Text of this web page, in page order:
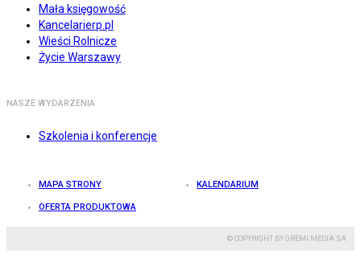
Mała księgowość
Kancelarierp.pl
Wieści Rolnicze
Życie Warszawy
NASZE WYDARZENIA
Szkolenia i konferencje
MAPA STRONY KALENDARIUM
OFERTA PRODUKTOWA
© COPYRIGHT BY GREMI MEDIA SA